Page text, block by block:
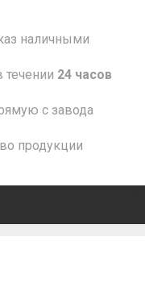
наличными
течении 24 часов
с завода
продукции